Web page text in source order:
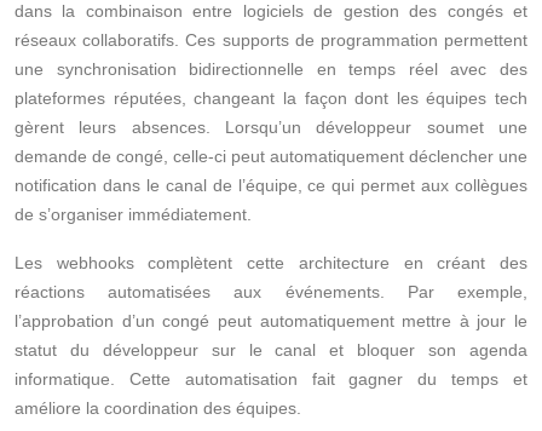
dans la combinaison entre logiciels de gestion des congés et
réseaux collaboratifs. Ces supports de programmation permettent
une synchronisation bidirectionnelle en temps réel avec des
plateformes réputées, changeant la façon dont les équipes tech
gèrent leurs absences. Lorsqu’un développeur soumet une
demande de congé, celle-ci peut automatiquement déclencher une
notification dans le canal de l’équipe, ce qui permet aux collègues
de s’organiser immédiatement.
Les webhooks complètent cette architecture en créant des
réactions automatisées aux événements. Par exemple,
l’approbation d’un congé peut automatiquement mettre à jour le
statut du développeur sur le canal et bloquer son agenda
informatique. Cette automatisation fait gagner du temps et
améliore la coordination des équipes.